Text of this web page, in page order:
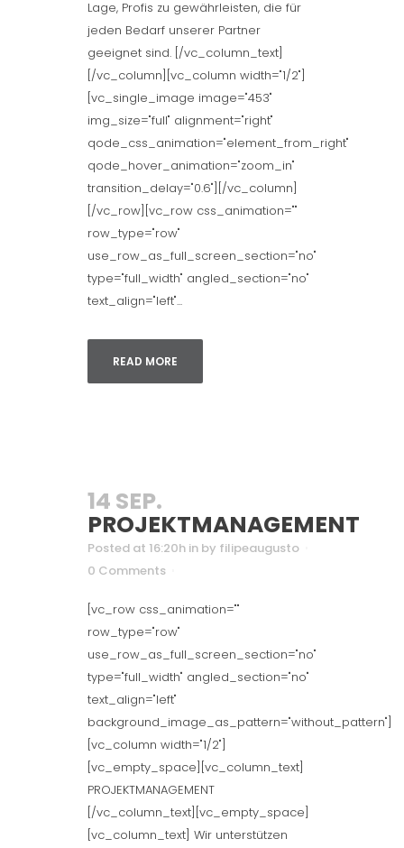
Lage, Profis zu gewährleisten, die für
jeden Bedarf unserer Partner
geeignet sind. [/vc_column_text]
[/vc_column][vc_column width="1/2"]
[vc_single_image image="453"
img_size="full" alignment="right"
qode_css_animation="element_from_right"
qode_hover_animation="zoom_in"
transition_delay="0.6"][/vc_column]
[/vc_row][vc_row css_animation=""
row_type="row"
use_row_as_full_screen_section="no"
type="full_width" angled_section="no"
text_align="left"...
READ MORE
14 SEP.
PROJEKTMANAGEMENT
Posted at 16:20h in by filipeaugusto
0 Comments
[vc_row css_animation=""
row_type="row"
use_row_as_full_screen_section="no"
type="full_width" angled_section="no"
text_align="left"
background_image_as_pattern="without_pattern"]
[vc_column width="1/2"]
[vc_empty_space][vc_column_text]
PROJEKTMANAGEMENT
[/vc_column_text][vc_empty_space]
[vc_column_text] Wir unterstützen